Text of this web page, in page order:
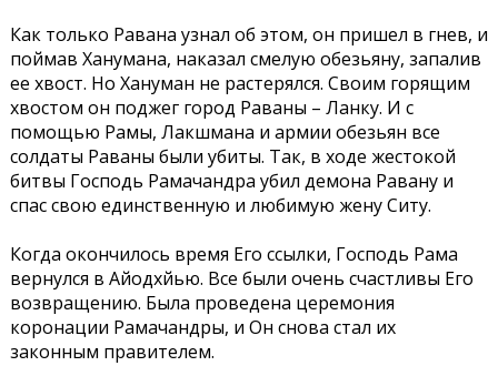
Как только Равана узнал об этом, он пришел в гнев, и
поймав Ханумана, наказал смелую обезьяну, запалив
ее хвост. Но Хануман не растерялся. Своим горящим
хвостом он поджег город Раваны – Ланку. И с
помощью Рамы, Лакшмана и армии обезьян все
солдаты Раваны были убиты. Так, в ходе жестокой
битвы Господь Рамачандра убил демона Равану и
спас свою единственную и любимую жену Ситу.
Когда окончилось время Его ссылки, Господь Рама
вернулся в Айодхйью. Все были очень счастливы Его
возвращению. Была проведена церемония
коронации Рамачандры, и Он снова стал их
законным правителем.